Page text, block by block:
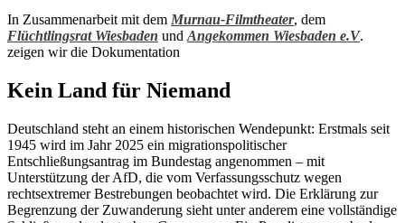
In Zusammenarbeit mit dem Murnau-Filmtheater, dem
Flüchtlingsrat Wiesbaden und Angekommen Wiesbaden e.V.
zeigen wir die Dokumentation
Kein Land für Niemand
Deutschland steht an einem historischen Wendepunkt: Erstmals seit
1945 wird im Jahr 2025 ein migrationspolitischer
Entschließungsantrag im Bundestag angenommen – mit
Unterstützung der AfD, die vom Verfassungsschutz wegen
rechtsextremer Bestrebungen beobachtet wird. Die Erklärung zur
Begrenzung der Zuwanderung sieht unter anderem eine vollständige